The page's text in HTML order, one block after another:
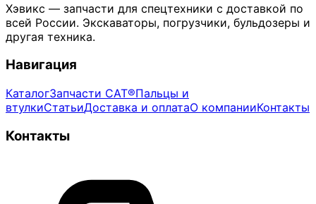
Хэвикс — запчасти для спецтехники с доставкой по
всей России. Экскаваторы, погрузчики, бульдозеры и
другая техника.
Навигация
КаталогЗапчасти CAT®Пальцы и
втулкиСтатьиДоставка и оплатаО компанииКонтакты
Контакты